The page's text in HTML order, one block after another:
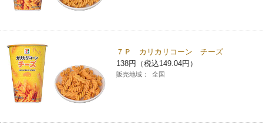
７Ｐ カリカリコーン チーズ
138円（税込149.04円）
販売地域： 全国